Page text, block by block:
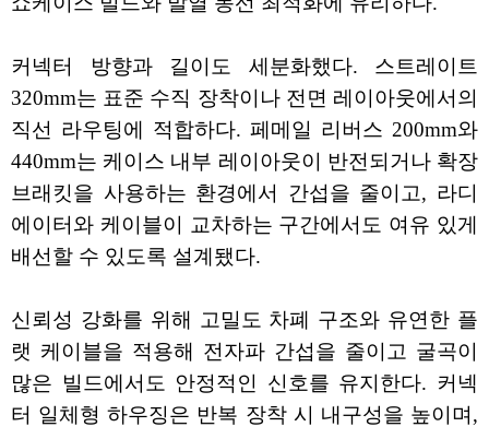
커넥터 방향과 길이도 세분화했다. 스트레이트
320mm는 표준 수직 장착이나 전면 레이아웃에서의
직선 라우팅에 적합하다. 페메일 리버스 200mm와
440mm는 케이스 내부 레이아웃이 반전되거나 확장
브래킷을 사용하는 환경에서 간섭을 줄이고, 라디
에이터와 케이블이 교차하는 구간에서도 여유 있게
배선할 수 있도록 설계됐다.
신뢰성 강화를 위해 고밀도 차폐 구조와 유연한 플
랫 케이블을 적용해 전자파 간섭을 줄이고 굴곡이
많은 빌드에서도 안정적인 신호를 유지한다. 커넥
터 일체형 하우징은 반복 장착 시 내구성을 높이며,